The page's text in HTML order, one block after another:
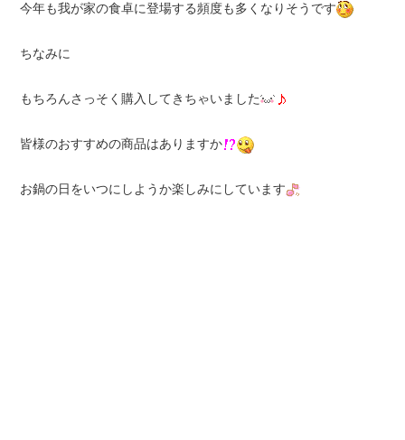
今年も我が家の食卓に登場する頻度も多くなりそうです
ちなみに
もちろんさっそく購入してきちゃいました
皆様のおすすめの商品はありますか
お鍋の日をいつにしようか楽しみにしています